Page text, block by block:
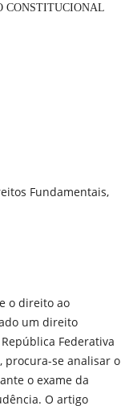
CONSTITUCIONAL
Fundamentais,
o direito ao
um direito
Federativa
procura-se analisar o
o exame da
O artigo